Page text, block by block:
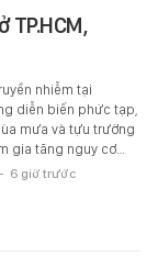
nhiễm tại
diễn biến phức tạp,
mưa và tựu trường
gia tăng nguy cơ…
- 6 giờ trước